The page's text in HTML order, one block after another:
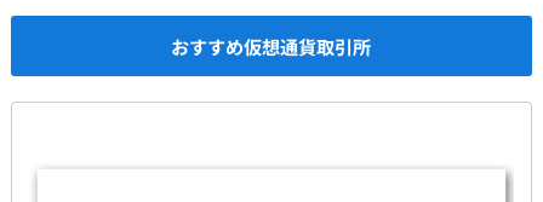
おすすめ仮想通貨取引所